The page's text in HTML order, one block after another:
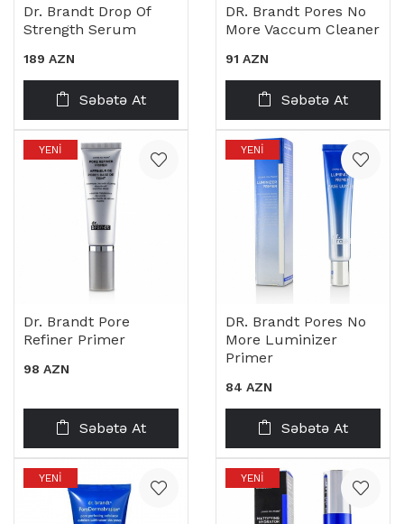
Dr. Brandt Drop Of
Strength Serum
189 AZN
Səbətə At
DR. Brandt Pores No
More Vaccum Cleaner
91 AZN
Səbətə At
YENI
Dr. Brandt Pore
Refiner Primer
98 AZN
Səbətə At
YENI
DR. Brandt Pores No
More Luminizer
Primer
84 AZN
Səbətə At
YENI YENI